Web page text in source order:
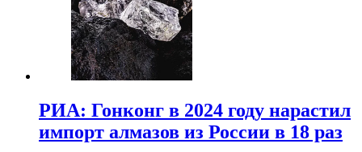
РИА: Гонконг в 2024 году нарастил
импорт алмазов из России в 18 раз